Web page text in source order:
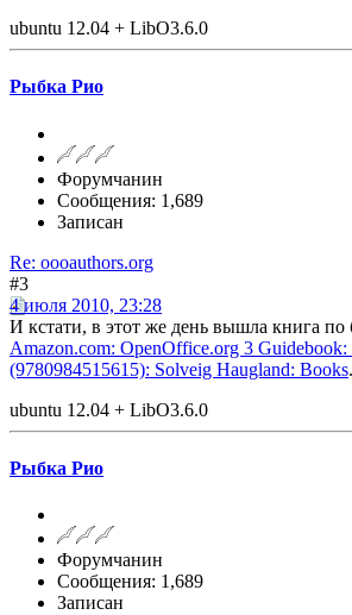
ubuntu 12.04 + LibO3.6.0
Рыбка Рио
Форумчанин
Сообщения: 1,689
Записан
Re: oooauthors.org
#3
4 июля 2010, 23:28
И кстати, в этот же день вышла книга по
Amazon.com: OpenOffice.org 3 Guidebook:
(9780984515615): Solveig Haugland: Books.
ubuntu 12.04 + LibO3.6.0
Рыбка Рио
Форумчанин
Сообщения: 1,689
Записан